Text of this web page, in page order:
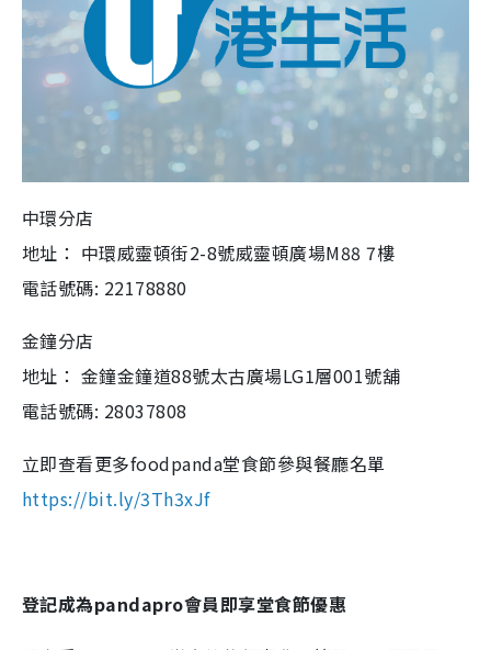
中環分店
地址： 中環威靈頓街2-8號威靈頓廣場M88 7樓
電話號碼: 22178880
金鐘分店
地址： 金鐘金鐘道88號太古廣場LG1層001號舖
電話號碼: 28037808
立即查看更多foodpanda堂食節參與餐廳名單
https://bit.ly/3Th3xJf
登記成為pandapro會員即享堂食節優惠